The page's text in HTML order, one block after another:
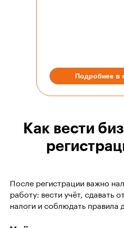
Подробнее в
Как вести
После регистрации важно
работу: вести учёт, сдавать
налоги и соблюдать правила
©️ LeadPay, 2025. Все права
ОГРН 1245200006952
Договор оферты